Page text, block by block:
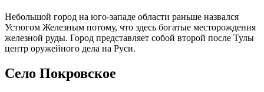
Небольшой город на юго-западе области раньше назвался
Устюгом Железным потому, что здесь богатые месторождения
железной руды. Город представляет собой второй после Тулы
центр оружейного дела на Руси.
Село Покровское